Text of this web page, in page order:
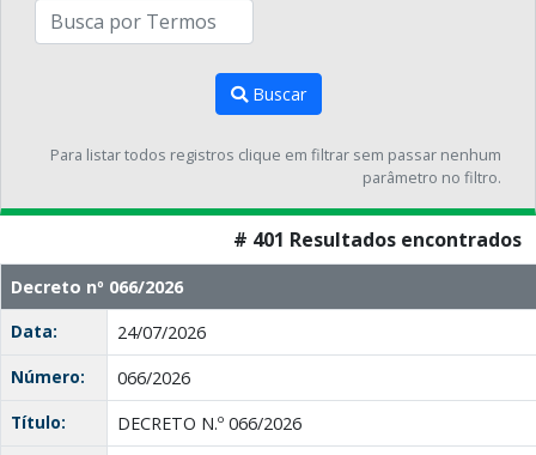
Buscar
Para listar todos registros clique em filtrar sem passar nenhum
parâmetro no filtro.
# 401 Resultados encontrados
Decreto nº 066/2026
Data:
24/07/2026
Número:
066/2026
Título:
DECRETO N.º 066/2026